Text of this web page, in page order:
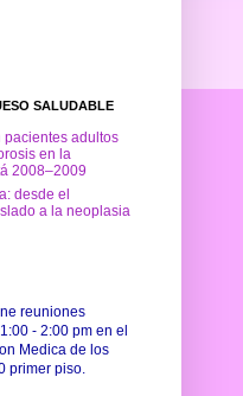
SALUDABLE
pacientes adultos
en la
2008–2009
desde el
a la neoplasia
reuniones
- 2:00 pm en el
Medica de los
primer piso.